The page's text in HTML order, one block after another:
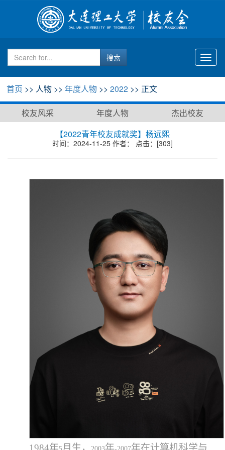
首页 >> 人物 >>年度人物 >>2022 >> 正文
校友风采 年度人物
杰出校友
【2022青年校友成就奖】杨远熙
时间：2024-11-25 作者： 点击：[303]
1984年 月生， 年 年在计算机科学与